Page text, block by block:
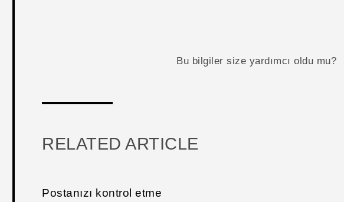
Bu bilgiler size yardımcı oldu mu?
RELATED ARTICLE
Postanızı kontrol etme